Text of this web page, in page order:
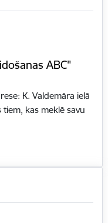
ABC"
K. Valdemāra ielā
kas meklē savu